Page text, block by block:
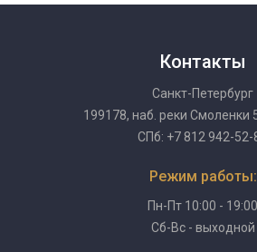
Контакты
Санкт-Петербург
199178, наб. реки Смоленки
СПб: +7 812 942-52-
Режим работы:
Пн-Пт 10:00 - 19:00
Сб-Вс - выходной